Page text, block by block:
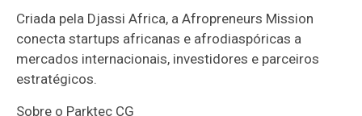
Criada pela Djassi Africa, a Afropreneurs Mission
conecta startups africanas e afrodiaspóricas a
mercados internacionais, investidores e parceiros
estratégicos.
Sobre o Parktec CG